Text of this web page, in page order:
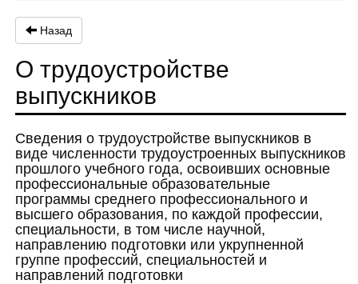
Назад
О трудоустройстве
выпускников
Сведения о трудоустройстве выпускников в
виде численности трудоустроенных выпускников
прошлого учебного года, освоивших основные
профессиональные образовательные
программы среднего профессионального и
высшего образования, по каждой профессии,
специальности, в том числе научной,
направлению подготовки или укрупненной
группе профессий, специальностей и
направлений подготовки